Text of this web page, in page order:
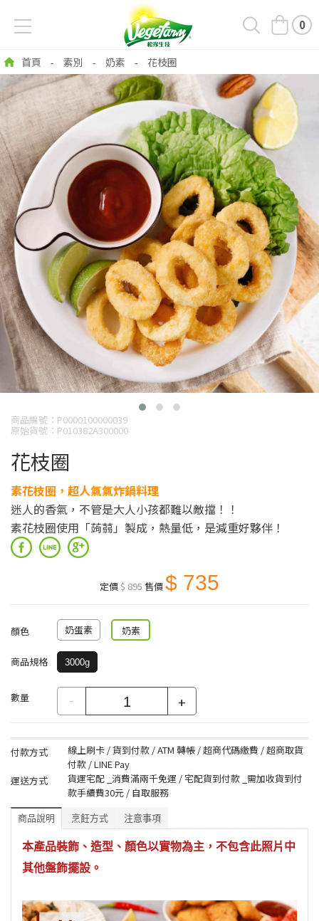
0
首頁 - 素別 - 奶素 - 花枝圈
商品編號：P0000100000039
原始貨號：P010382A300000
花枝圈
素花枝圈，超人氣氣炸鍋料理
迷人的香氣，不管是大人小孩都難以敵擋！！
素花枝圈使用「蒟蒻」製成，熱量低，是減重好夥伴！
定價$ 895 售價$ 735
顏色 奶蛋素 奶素
商品規格 3000g
數量 - +
付款方式
線上刷卡 / 貨到付款 / ATM 轉帳 / 超商代碼繳費 / 超商取貨
付款 / LINE Pay
運送方式
貨運宅配 _消費滿兩千免運 / 宅配貨到付款 _需加收貨到付
款手續費30元 / 自取服務
商品說明 烹飪方式 注意事項
本產品裝飾、造型、顏色以實物為主，不包含此照片中
其他盤飾擺設。